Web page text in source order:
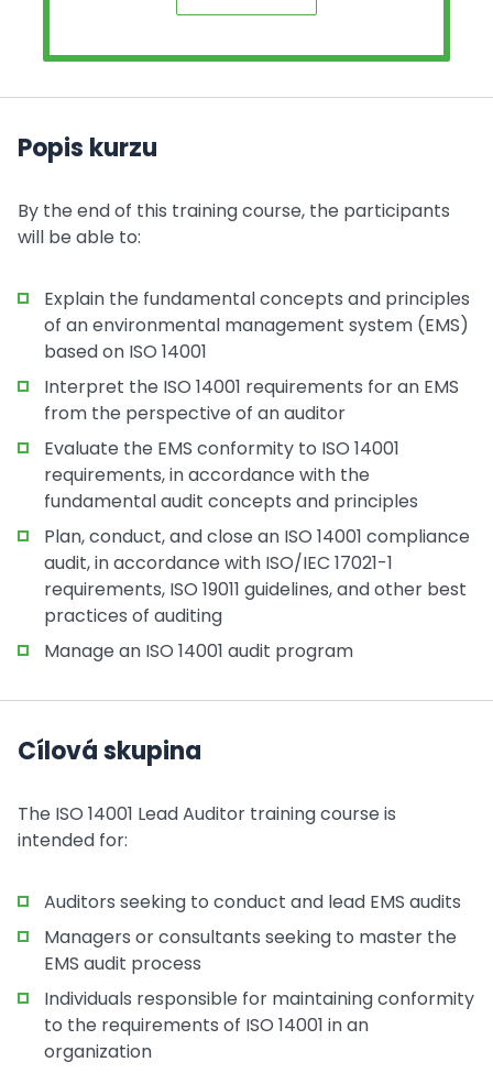
Popis kurzu
By the end of this training course, the participants
will be able to:
Explain the fundamental concepts and principles
of an environmental management system (EMS)
based on ISO 14001
Interpret the ISO 14001 requirements for an EMS
from the perspective of an auditor
Evaluate the EMS conformity to ISO 14001
requirements, in accordance with the
fundamental audit concepts and principles
Plan, conduct, and close an ISO 14001 compliance
audit, in accordance with ISO/IEC 17021-1
requirements, ISO 19011 guidelines, and other best
practices of auditing
Manage an ISO 14001 audit program
Cílová skupina
The ISO 14001 Lead Auditor training course is
intended for:
Auditors seeking to conduct and lead EMS audits
Managers or consultants seeking to master the
EMS audit process
Individuals responsible for maintaining conformity
to the requirements of ISO 14001 in an
organization